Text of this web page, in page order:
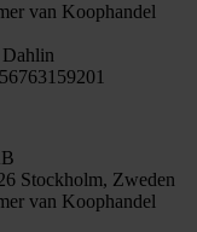
van Koophandel
Stockholm, Zweden
van Koophandel